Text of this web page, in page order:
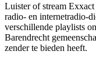
Luister of stream
radio- en internetradio-
verschillende playlists
Barendrecht
zender te bieden heeft.